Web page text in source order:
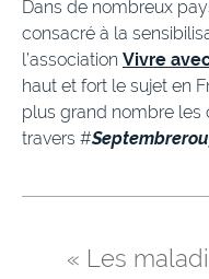
Dans de nombreux
consacré à la
l’association Vivre
haut et fort le sujet en
plus grand nombre les
travers #
« Les